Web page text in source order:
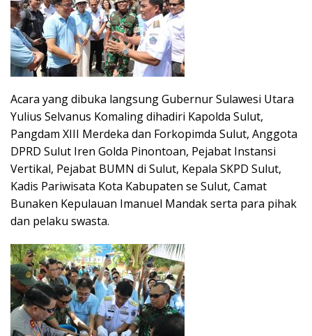
Acara yang dibuka langsung Gubernur Sulawesi Utara
Yulius Selvanus Komaling dihadiri Kapolda Sulut,
Pangdam XIII Merdeka dan Forkopimda Sulut, Anggota
DPRD Sulut Iren Golda Pinontoan, Pejabat Instansi
Vertikal, Pejabat BUMN di Sulut, Kepala SKPD Sulut,
Kadis Pariwisata Kota Kabupaten se Sulut, Camat
Bunaken Kepulauan Imanuel Mandak serta para pihak
dan pelaku swasta.